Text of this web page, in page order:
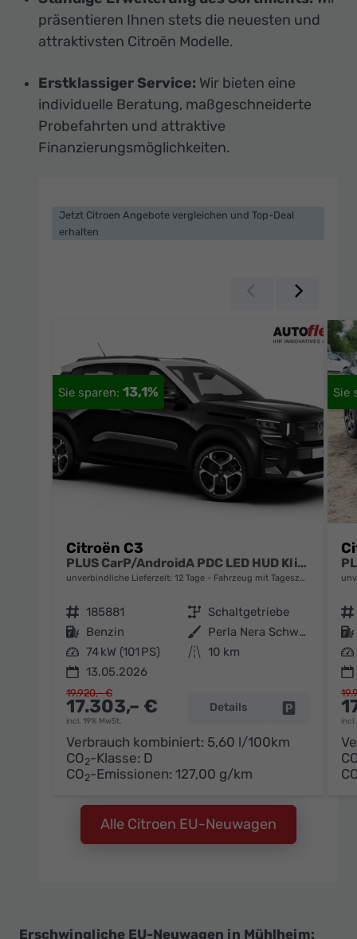
präsentieren Ihnen stets die neuesten und
attraktivsten Citroën Modelle.
Erstklassiger Service: Wir bieten eine
individuelle Beratung, maßgeschneiderte
Probefahrten und attraktive
Finanzierungsmöglichkeiten.
Jetzt Citroen Angebote vergleichen und Top-Deal
erhalten
Zurück
13,1%
Citroën C3
PLUS CarP/AndroidA PDC LED HUD Klim DAB BT
unverbindliche Lieferzeit: 12 Tage Fahrzeug mit Tageszulassung
Fahrzeugnr. 185881 Getriebe Schaltgetriebe
Kraftstoff Benzin Außenfarbe
Perla Nera Schwarz Metallic / Da
Leistung 74 kW (101 PS) Kilometerstand 10 km
13.05.2026
17.303,– €
incl. 19% MwSt.
19.920,– €
Details Fahrzeug
Verbrauch kombiniert: 5,60 l/100km
CO2-Klasse: D
CO2-Emissionen: 127,00 g/km
Fahrzeugnr.
Kraftstoff
Leistung
Alle Citroen EU-Neuwagen
Erschwingliche EU-Neuwagen in Mühlheim: